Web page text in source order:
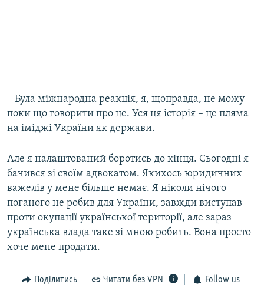
– Була міжнародна реакція, я, щоправда, не можу
поки що говорити про це. Уся ця історія – це пляма
на іміджі України як держави.
Але я налаштований боротись до кінця. Сьогодні я
бачився зі своїм адвокатом. Якихось юридичних
важелів у мене більше немає. Я ніколи нічого
поганого не робив для України, завжди виступав
проти окупації української території, але зараз
українська влада таке зі мною робить. Вона просто
хоче мене продати.
Поділитись Читати без VPN Follow us